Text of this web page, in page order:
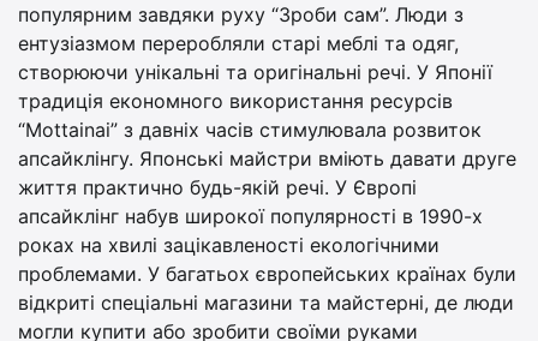
популярним завдяки руху “Зроби сам”. Люди з
ентузіазмом переробляли старі меблі та одяг,
створюючи унікальні та оригінальні речі. У Японії
традиція економного використання ресурсів
“Mottainai” з давніх часів стимулювала розвиток
апсайклінгу. Японські майстри вміють давати друге
життя практично будь-якій речі. У Європі
апсайклінг набув широкої популярності в 1990-х
роках на хвилі зацікавленості екологічними
проблемами. У багатьох європейських країнах були
відкриті спеціальні магазини та майстерні, де люди
могли купити або зробити своїми руками